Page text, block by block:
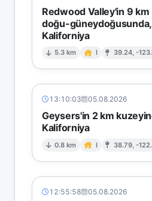
Redwood Valley'in 9 km
doğu-güneydoğusunda,
Kaliforniya
5.3 km I 39.24, -
13:10:03 05.08.2026
Geysers'in 2 km
Kaliforniya
0.8 km I 38.79, -
12:55:58 05.08.2026